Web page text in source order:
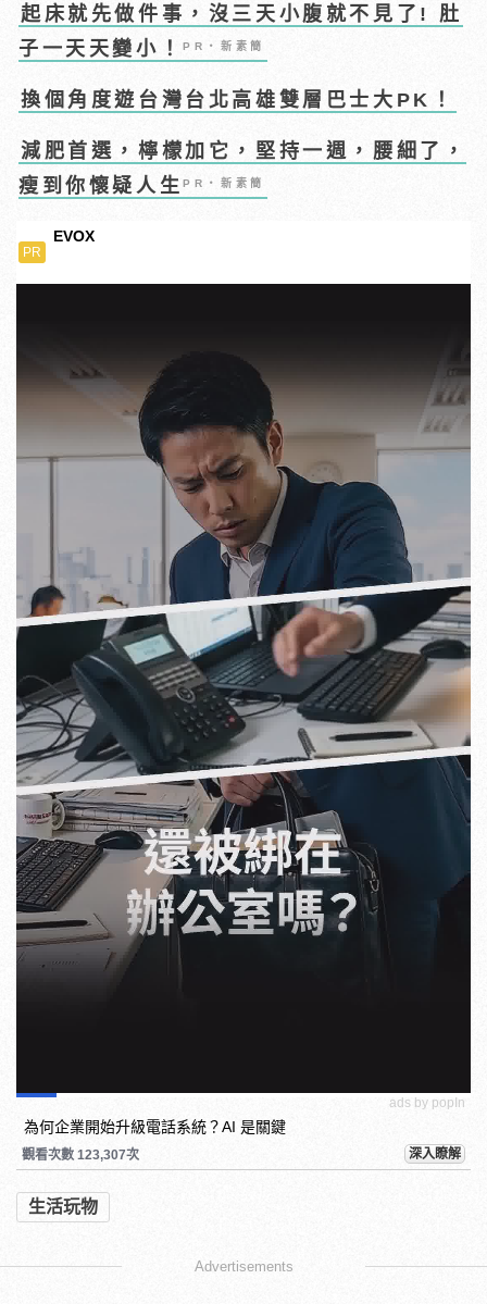
起床就先做件事，沒三天小腹就不見了! 肚
子一天天變小！PR・新素簡
換個角度遊台灣台北高雄雙層巴士大PK！
減肥首選，檸檬加它，堅持一週，腰細了，
瘦到你懷疑人生PR・新素簡
PR
EVOX
ads by popIn
為何企業開始升級電話系統？AI 是關鍵
觀看次數 123,307次 深入瞭解
生活玩物
Advertisements